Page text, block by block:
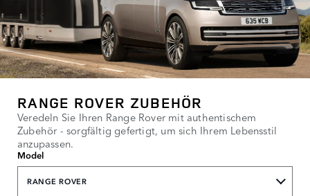
RANGE ROVER ZUBEHÖR
Veredeln Sie Ihren Range Rover mit authentischem
Zubehör - sorgfältig gefertigt, um sich Ihrem Lebensstil
anzupassen.
Model
RANGE ROVER